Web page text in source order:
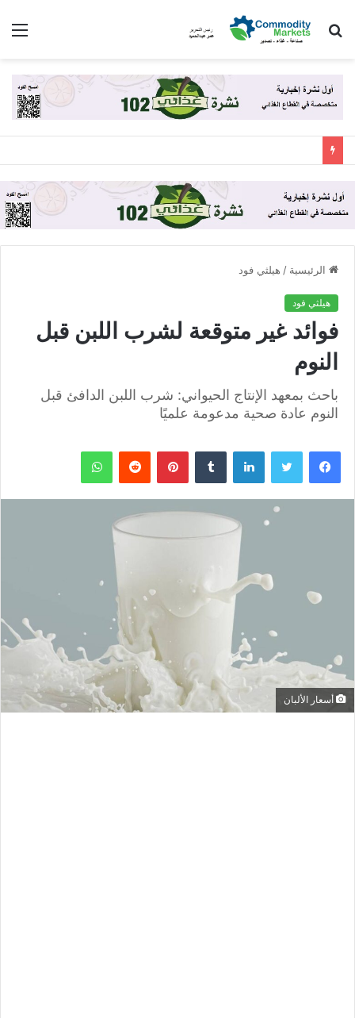
بحث
الرئيسية / هيلثي فود
هيلثي فود
فوائد غير متوقعة لشرب اللبن قبل
النوم
باحث بمعهد الإنتاج الحيواني: شرب اللبن الدافئ قبل
النوم عادة صحية مدعومة علميًا
فيسبوك تويتر لينكدإن بينتيريست واتساب
أسعار الألبان